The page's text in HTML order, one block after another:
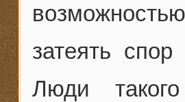
затеять
Люди